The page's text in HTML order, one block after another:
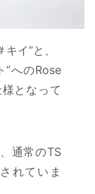
イ”と、
”へのRose
となって
通常のTS
れていま